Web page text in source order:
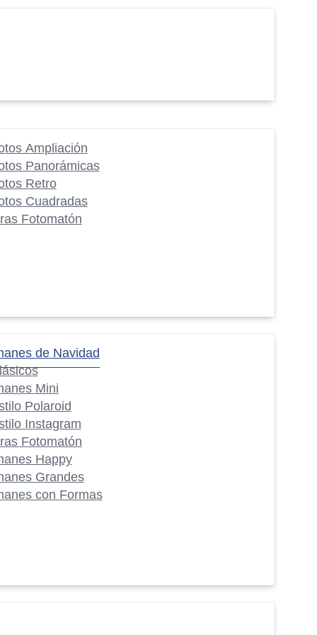
Ampliación
Panorámicas
Retro
Cuadradas
Fotomatón
de Navidad
Mini
Polaroid
Instagram
Fotomatón
Happy
Grandes
con Formas